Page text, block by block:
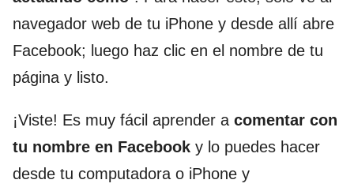
navegador web de tu iPhone y desde allí abre
Facebook; luego haz clic en el nombre de tu
página y listo.
¡Viste! Es muy fácil aprender a comentar con
tu nombre en Facebook y lo puedes hacer
desde tu computadora o iPhone y